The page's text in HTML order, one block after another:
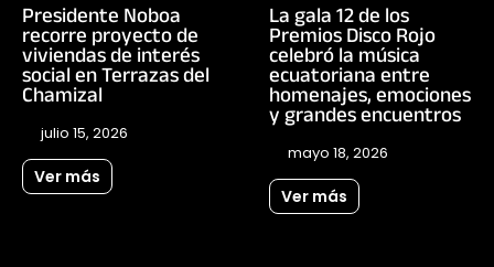
Presidente Noboa
recorre proyecto de
viviendas de interés
social en Terrazas del
Chamizal
julio 15, 2026
Ver más
La gala 12 de los
Premios Disco Rojo
celebró la música
ecuatoriana entre
homenajes, emociones
y grandes encuentros
mayo 18, 2026
Ver más